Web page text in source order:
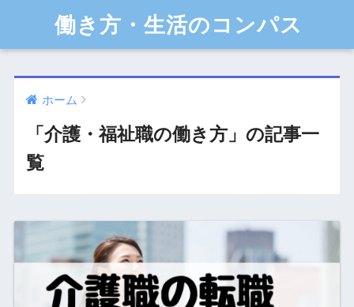
働き方・生活のコンパス
ホーム
「介護・福祉職の働き方」の記事一
覧